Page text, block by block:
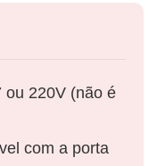
ou 220V (não é
com a porta